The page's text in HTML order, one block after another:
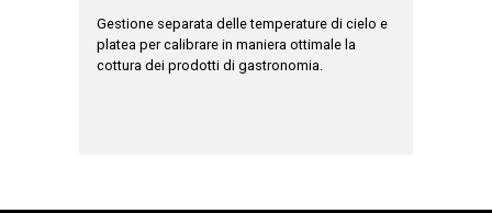
Gestione separata delle temperature di cielo e
platea per calibrare in maniera ottimale la
cottura dei prodotti di gastronomia.